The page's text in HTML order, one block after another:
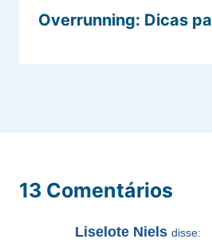
Overrunning: Dicas
13 Comentários
Liselote Niels disse: